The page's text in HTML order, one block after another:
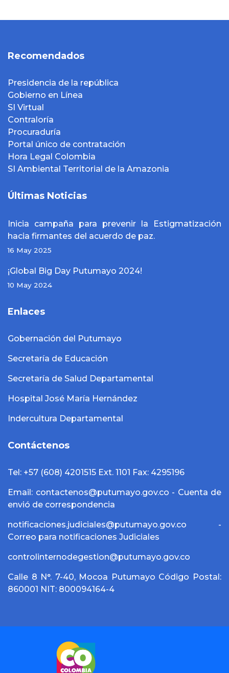
Recomendados
Presidencia de la república
Gobierno en Línea
SI Virtual
Contraloría
Procuraduría
Portal único de contratación
Hora Legal Colombia
SI Ambiental Territorial de la Amazonia
Últimas Noticias
Inicia campaña para prevenir la Estigmatización
hacia firmantes del acuerdo de paz.
16 May 2025
¡Global Big Day Putumayo 2024!
10 May 2024
Enlaces
Gobernación del Putumayo
Secretaría de Educación
Secretaría de Salud Departamental
Hospital José María Hernández
Indercultura Departamental
Contáctenos
Tel: +57 (608) 4201515 Ext. 1101 Fax: 4295196
Email: contactenos@putumayo.gov.co - Cuenta de
envió de correspondencia
notificaciones.judiciales@putumayo.gov.co -
Correo para notificaciones Judiciales
controlinternodegestion@putumayo.gov.co
Calle 8 N°. 7-40, Mocoa Putumayo Código Postal:
860001 NIT: 800094164-4